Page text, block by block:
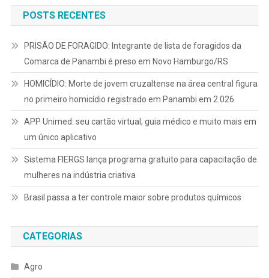
POSTS RECENTES
PRISÃO DE FORAGIDO: Integrante de lista de foragidos da
Comarca de Panambi é preso em Novo Hamburgo/RS
HOMICÍDIO: Morte de jovem cruzaltense na área central figura
no primeiro homicídio registrado em Panambi em 2.026
APP Unimed: seu cartão virtual, guia médico e muito mais em
um único aplicativo
Sistema FIERGS lança programa gratuito para capacitação de
mulheres na indústria criativa
Brasil passa a ter controle maior sobre produtos químicos
CATEGORIAS
Agro